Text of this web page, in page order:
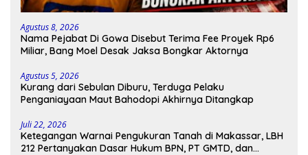
Agustus 8, 2026
Nama Pejabat Di Gowa Disebut Terima Fee Proyek Rp6
Miliar, Bang Moel Desak Jaksa Bongkar Aktornya
Agustus 5, 2026
Kurang dari Sebulan Diburu, Terduga Pelaku
Penganiayaan Maut Bahodopi Akhirnya Ditangkap
Juli 22, 2026
Ketegangan Warnai Pengukuran Tanah di Makassar, LBH
212 Pertanyakan Dasar Hukum BPN, PT GMTD, dan